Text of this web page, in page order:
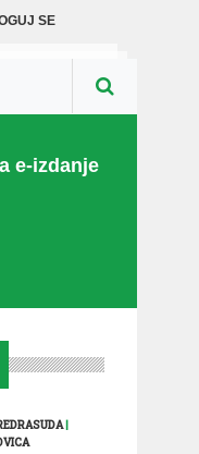
SE
e-izdanje
|